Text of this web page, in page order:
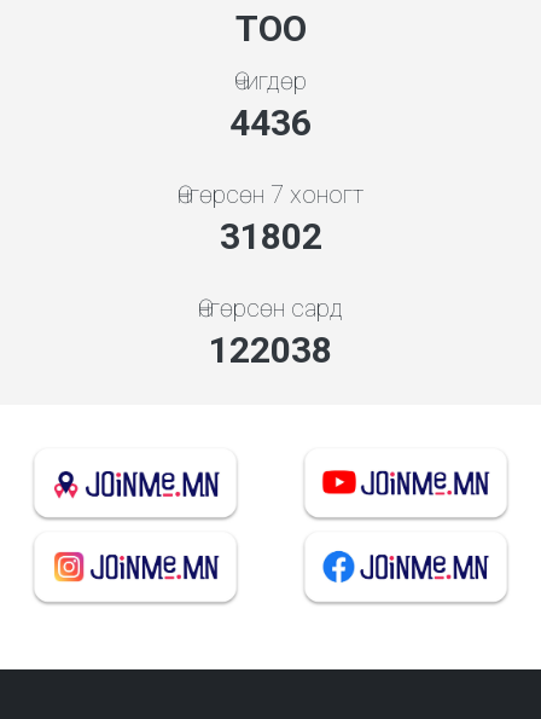
ТОО
Өчигдөр
4778
Өнгөрсөн 7 хоногт
34249
Өнгөрсөн сард
131425